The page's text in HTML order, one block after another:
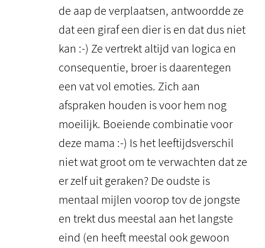
de aap de verplaatsen, antwoordde ze
dat een giraf een dier is en dat dus niet
kan :-) Ze vertrekt altijd van logica en
consequentie, broer is daarentegen
een vat vol emoties. Zich aan
afspraken houden is voor hem nog
moeilijk. Boeiende combinatie voor
deze mama :-) Is het leeftijdsverschil
niet wat groot om te verwachten dat ze
er zelf uit geraken? De oudste is
mentaal mijlen voorop tov de jongste
en trekt dus meestal aan het langste
eind (en heeft meestal ook gewoon